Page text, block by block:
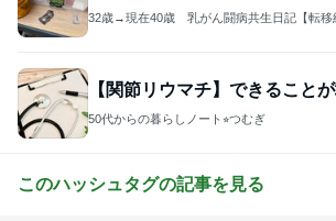
32歳→現在40歳 乳がん闘病共生日記【転移
【関節リウマチ】できること
50代からの暮らしノート⭐︎つむぎ
このハッシュタグの記事を見る